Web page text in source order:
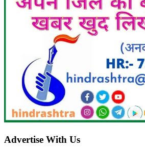
Advertise With Us